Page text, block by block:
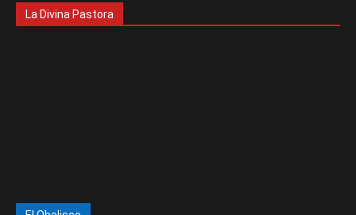
La Divina Pastora